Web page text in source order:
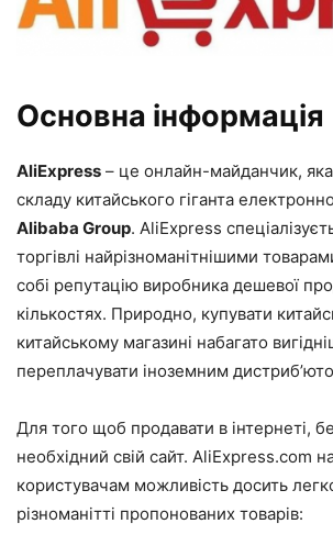
Основна інформація
AliExpress – це онлайн-майданчик,
складу китайського гіганта
Alibaba Group. AliExpress
торгівлі найрізноманітнішими
собі репутацію виробника дешевої
кількостях. Природно, купувати
китайському магазині набагато
переплачувати іноземним
Для того щоб продавати в інтернеті,
необхідний свій сайт. AliExpress.com
користувачам можливість досить
різноманітті пропонованих товарів: